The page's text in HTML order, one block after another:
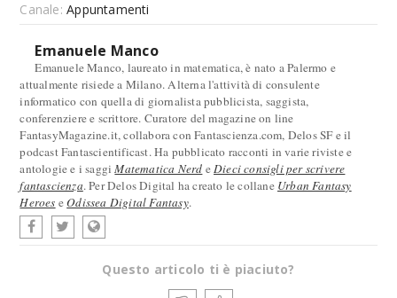
Canale:Appuntamenti
Emanuele Manco
Emanuele Manco, laureato in matematica, è nato a Palermo e
attualmente risiede a Milano. Alterna l'attività di consulente
informatico con quella di giornalista pubblicista, saggista,
conferenziere e scrittore. Curatore del magazine on line
FantasyMagazine.it, collabora con Fantascienza.com, Delos SF e il
podcast Fantascientificast. Ha pubblicato racconti in varie riviste e
antologie e i saggiMatematica Nerd eDieci consigli per scrivere
fantascienza. Per Delos Digital ha creato le collane Urban Fantasy
Heroes eOdissea Digital Fantasy.
Questo articolo ti è piaciuto?